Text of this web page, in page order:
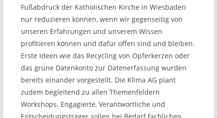
Fußabdruck der Katholischen Kirche in Wiesbaden
nur reduzieren können, wenn wir gegenseitig von
unseren Erfahrungen und unserem Wissen
profitieren können und dafür offen sind und bleiben.
Erste Ideen wie das Recycling von Opferkerzen oder
das grüne Datenkonto zur Datenerfassung wurden
bereits einander vorgestellt. Die Klima AG plant
zudem begleitend zu allen Themenfeldern
Workshops. Engagierte, Verantwortliche und